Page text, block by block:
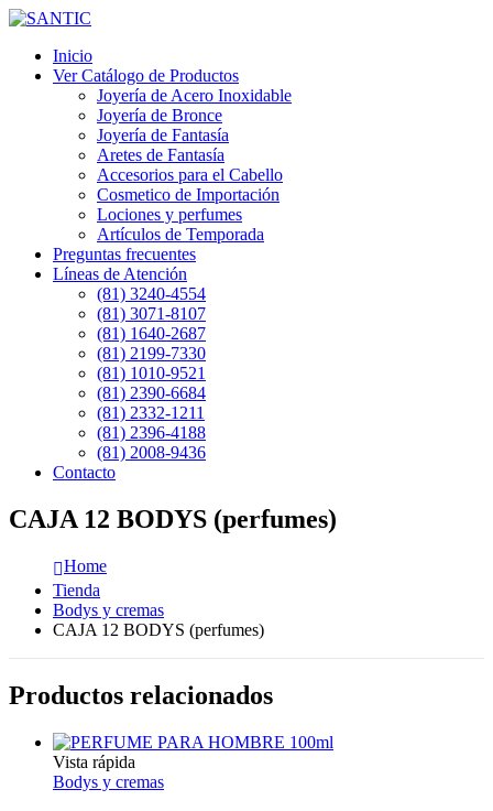
Inicio
Ver Catálogo de Productos
Joyería de Acero Inoxidable
Joyería de Bronce
Joyería de Fantasía
Aretes de Fantasía
Accesorios para el Cabello
Cosmetico de Importación
Lociones y perfumes
Artículos de Temporada
Preguntas frecuentes
Líneas de Atención
(81) 3240-4554
(81) 3071-8107
(81) 1640-2687
(81) 2199-7330
(81) 1010-9521
(81) 2390-6684
(81) 2332-1211
(81) 2396-4188
(81) 2008-9436
Contacto
CAJA 12 BODYS (perfumes)
Home
Tienda
Bodys y cremas
CAJA 12 BODYS (perfumes)
Productos relacionados
Vista rápida
Bodys y cremas